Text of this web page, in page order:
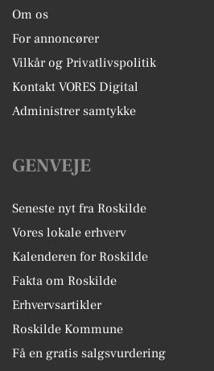
Om os
For annoncører
Vilkår og Privatlivspolitik
Kontakt VORES Digital
Administrer samtykke
GENVEJE
Seneste nyt fra Roskilde
Vores lokale erhverv
Kalenderen for Roskilde
Fakta om Roskilde
Erhvervsartikler
Roskilde Kommune
Få en gratis salgsvurdering